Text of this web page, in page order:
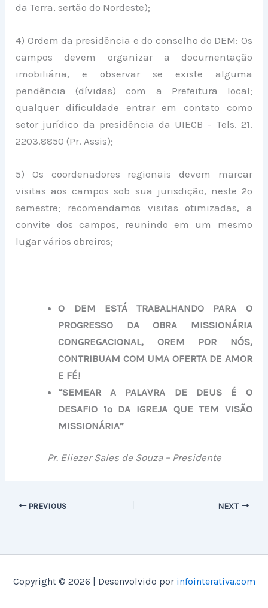
da Terra, sertão do Nordeste);
4) Ordem da presidência e do conselho do DEM: Os
campos devem organizar a documentação
imobiliária, e observar se existe alguma
pendência (dívidas) com a Prefeitura local;
qualquer dificuldade entrar em contato como
setor jurídico da presidência da UIECB – Tels. 21.
2203.8850 (Pr. Assis);
5) Os coordenadores regionais devem marcar
visitas aos campos sob sua jurisdição, neste 2º
semestre; recomendamos visitas otimizadas, a
convite dos campos, reunindo em um mesmo
lugar vários obreiros;
O DEM ESTÁ TRABALHANDO PARA O
PROGRESSO DA OBRA MISSIONÁRIA
CONGREGACIONAL, OREM POR NÓS,
CONTRIBUAM COM UMA OFERTA DE AMOR
E FÉ!
“SEMEAR A PALAVRA DE DEUS É O
DESAFIO 1º DA IGREJA QUE TEM VISÃO
MISSIONÁRIA”
Pr. Eliezer Sales de Souza – Presidente
PREVIOUS NEXT
Copyright © 2026 | Desenvolvido por infointerativa.com